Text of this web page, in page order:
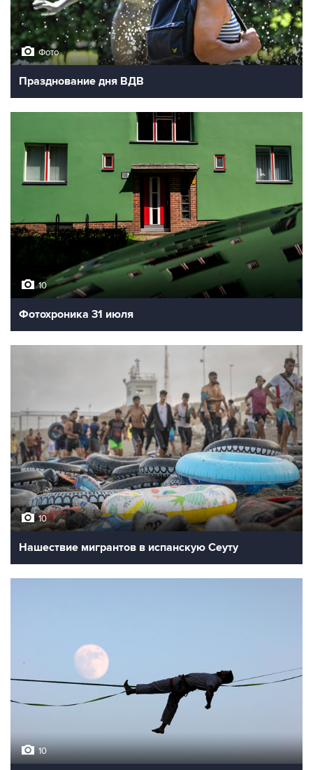
Фото
Празднование дня ВДВ
10
Фотохроника 31 июля
10
Нашествие мигрантов в испанскую Сеуту
10